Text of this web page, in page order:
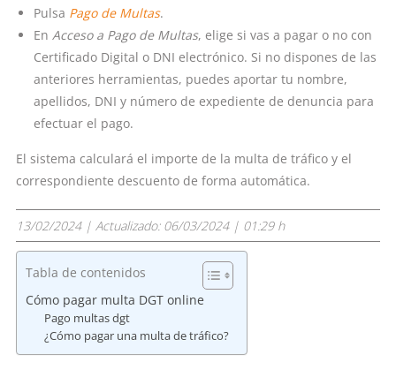
Pulsa Pago de Multas.
En Acceso a Pago de Multas, elige si vas a pagar o no con
Certificado Digital o DNI electrónico. Si no dispones de las
anteriores herramientas, puedes aportar tu nombre,
apellidos, DNI y número de expediente de denuncia para
efectuar el pago.
El sistema calculará el importe de la multa de tráfico y el
correspondiente descuento de forma automática.
13/02/2024 | Actualizado: 06/03/2024 | 01:29 h
Tabla de contenidos
Cómo pagar multa DGT online
Pago multas dgt
¿Cómo pagar una multa de tráfico?